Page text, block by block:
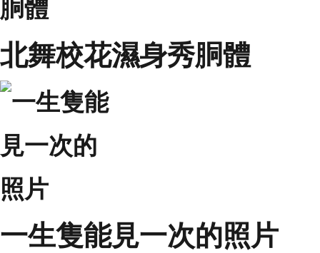
北舞校花濕身秀胴體
一生隻能見一次的照片